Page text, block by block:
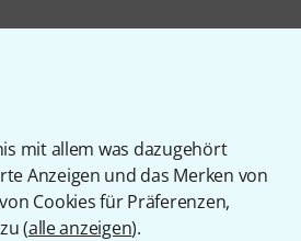
mit allem was dazugehört
Anzeigen und das Merken von
Cookies für Präferenzen,
(alle anzeigen).